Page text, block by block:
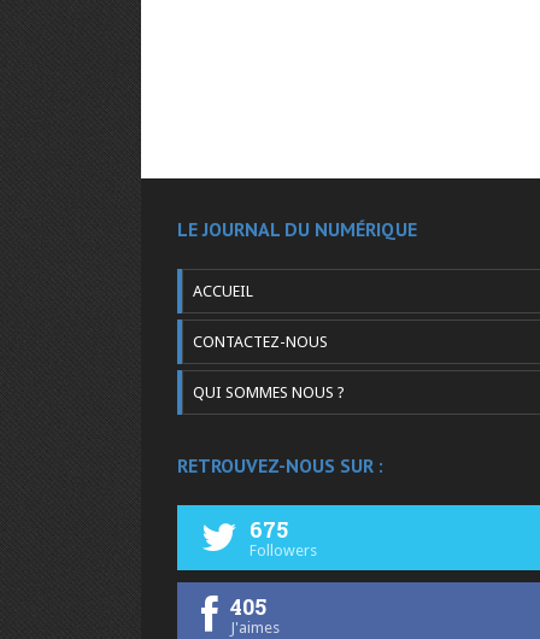
LE JOURNAL DU NUMÉRIQUE
ACCUEIL
CONTACTEZ-NOUS
QUI SOMMES NOUS ?
RETROUVEZ-NOUS SUR :
675
Followers
405
J'aimes